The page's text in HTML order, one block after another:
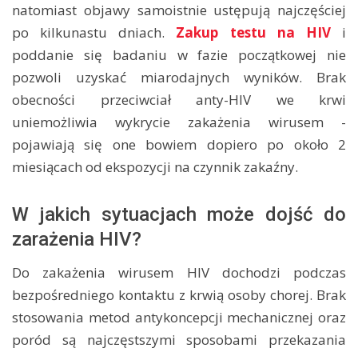
natomiast objawy samoistnie ustępują najczęściej
po kilkunastu dniach. Zakup testu na HIVi
poddanie się badaniu w fazie początkowej nie
pozwoli uzyskać miarodajnych wyników. Brak
obecności przeciwciał anty-HIV we krwi
uniemożliwia wykrycie zakażenia wirusem -
pojawiają się one bowiem dopiero po około 2
miesiącach od ekspozycji na czynnik zakaźny.
W jakich sytuacjach może dojść do
zarażenia HIV?
Do zakażenia wirusem HIV dochodzi podczas
bezpośredniego kontaktu z krwią osoby chorej. Brak
stosowania metod antykoncepcji mechanicznej oraz
poród są najczęstszymi sposobami przekazania